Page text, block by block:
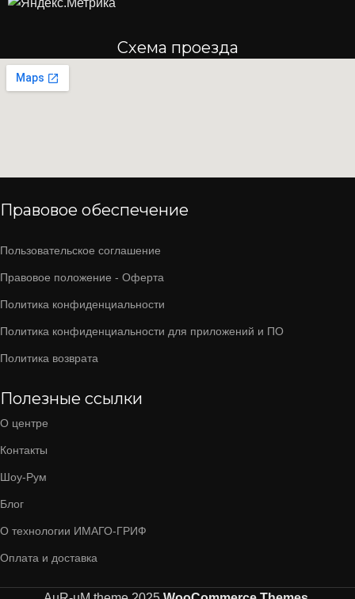
Схема проезда
Правовое обеспечение
Пользовательское соглашение
Правовое положение - Оферта
Политика конфиденциальности
Политика конфиденциальности для приложений и ПО
Политика возврата
Полезные ссылки
О центре
Контакты
Шоу-Рум
Блог
О технологии ИМАГО-ГРИФ
Оплата и доставка